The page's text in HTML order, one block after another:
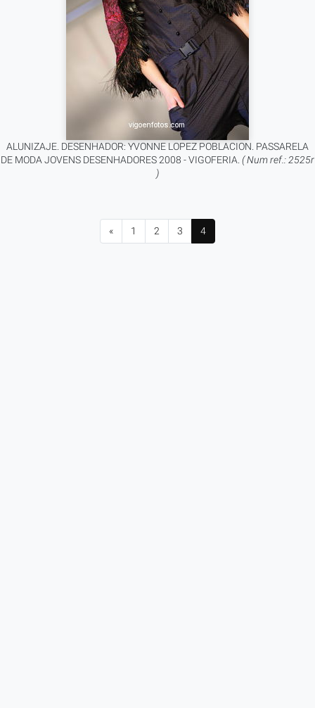
ALUNIZAJE. DESENHADOR: YVONNE LOPEZ POBLACION. PASSARELA
DE MODA JOVENS DESENHADORES 2008 - VIGOFERIA. ( Num ref.: 2525r
)
« 1 2 3 4